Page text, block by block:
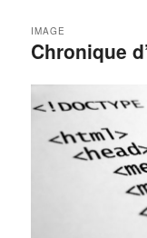
Chronique
IMAGE